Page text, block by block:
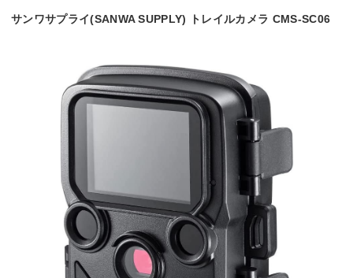
サンワサプライ(SANWA SUPPLY) トレイルカメラ CMS-SC06